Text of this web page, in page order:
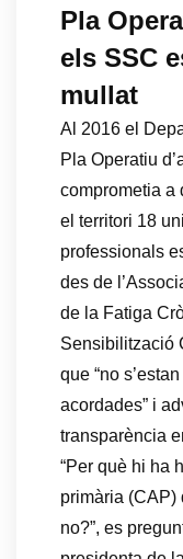
Pla
els SSC
mullat
Al 2016 el
Pla Operatiu
comprometia a
el territori 18
professionals
des de
de la Fatiga
Sensibilització
que “no
acordades” i
transparència
“Per què hi ha
primària (CAP)
no?”, es